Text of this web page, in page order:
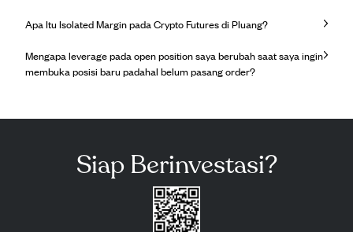
Apa Itu Isolated Margin pada Crypto Futures di Pluang?
Mengapa leverage pada open position saya berubah saat saya ingin
membuka posisi baru padahal belum pasang order?
Siap Berinvestasi?